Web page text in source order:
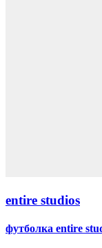
entire studios
футболка entire